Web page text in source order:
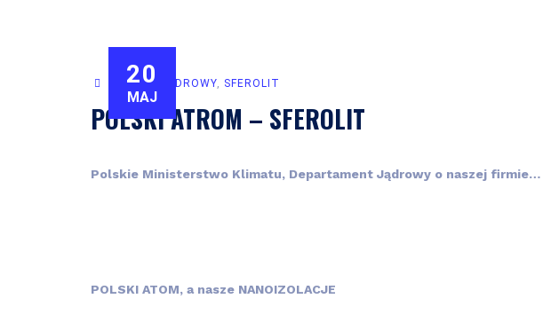
20
MAJ
SEKTOR JĄDROWY, SFEROLIT
POLSKI ATROM – SFEROLIT
Polskie Ministerstwo Klimatu, Departament Jądrowy o naszej firmie…
POLSKI ATOM, a nasze NANOIZOLACJE